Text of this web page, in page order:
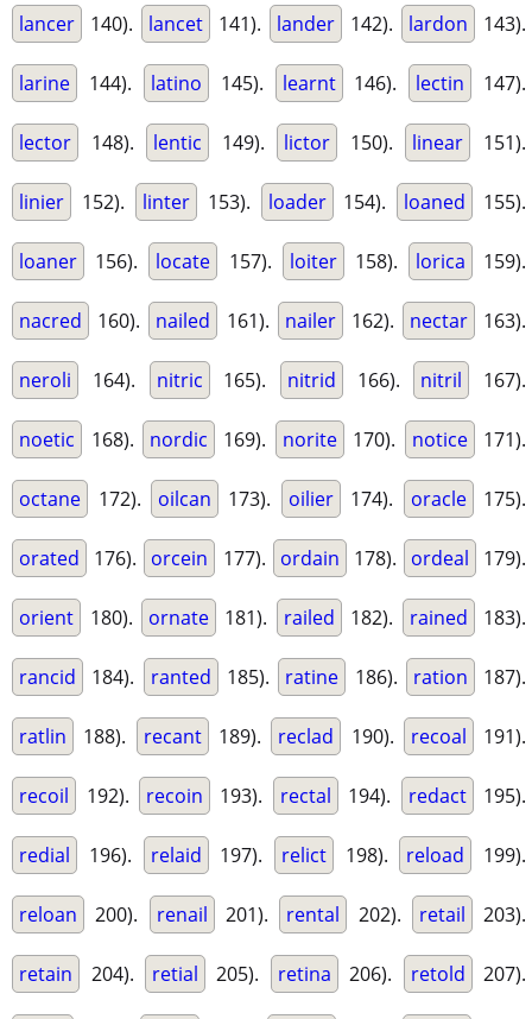
lancer 140). lancet 141). lander 142). lardon 143).
larine 144). latino 145). learnt 146). lectin 147).
lector 148). lentic 149). lictor 150). linear 151).
linier 152). linter 153). loader 154). loaned 155).
loaner 156). locate 157). loiter 158). lorica 159).
nacred 160). nailed 161). nailer 162). nectar 163).
neroli 164). nitric 165). nitrid 166). nitril 167).
noetic 168). nordic 169). norite 170). notice 171).
octane 172). oilcan 173). oilier 174). oracle 175).
orated 176). orcein 177). ordain 178). ordeal 179).
orient 180). ornate 181). railed 182). rained 183).
rancid 184). ranted 185). ratine 186). ration 187).
ratlin 188). recant 189). reclad 190). recoal 191).
recoil 192). recoin 193). rectal 194). redact 195).
redial 196). relaid 197). relict 198). reload 199).
reloan 200). renail 201). rental 202). retail 203).
retain 204). retial 205). retina 206). retold 207).